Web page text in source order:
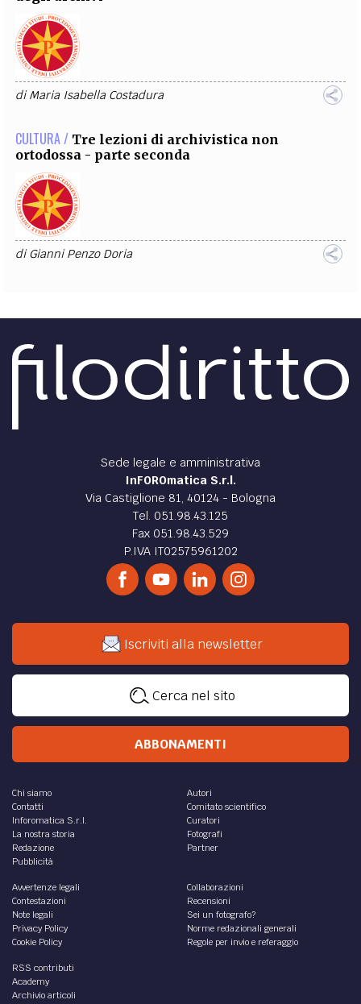
diMaria Isabella Costadura
CULTURA / Tre lezioni di archivistica non
ortodossa - parte seconda
diGianni Penzo Doria
Sede legale e amministrativa
InFOROmatica S.r.l.
Via Castiglione 81, 40124 - Bologna
Tel. 051.98.43.125
Fax 051.98.43.529
P.IVA IT02575961202
Iscriviti alla newsletter
Cerca nel sito
ABBONAMENTI
Chi siamo
Contatti
Inforomatica S.r.l.
La nostra storia
Redazione
Pubblicità
Autori
Comitato scientifico
Curatori
Fotografi
Partner
Avvertenze legali
Contestazioni
Note legali
Privacy Policy
Cookie Policy
Collaborazioni
Recensioni
Sei un fotografo?
Norme redazionali generali
Regole per invio e referaggio
RSS contributi
Academy
Archivio articoli